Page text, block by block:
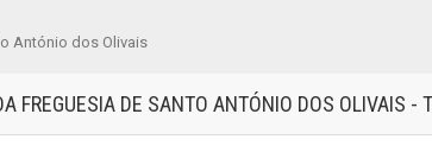
António dos Olivais
FREGUESIA DE SANTO ANTÓNIO DOS OLIVAIS -